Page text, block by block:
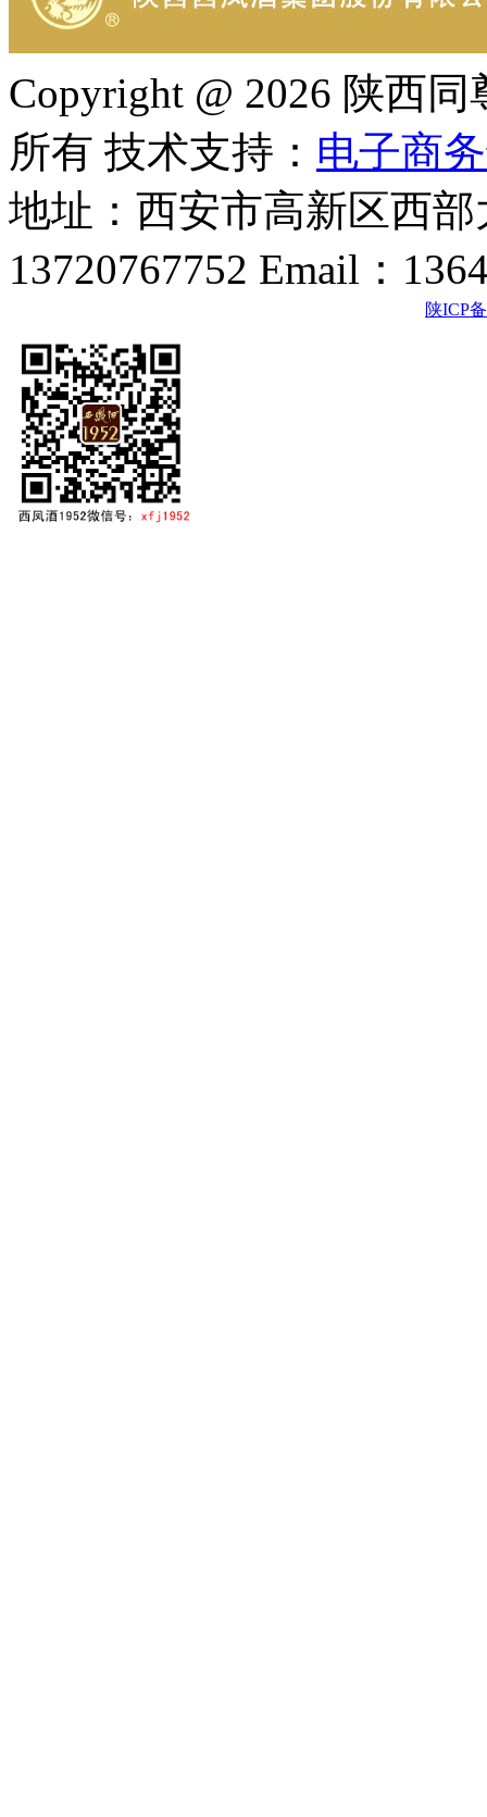
Copyright @ 2026 陕西
所有 技术支持： 电子商
地址：西安市高新区西
13720767752 Email：
陕ICP